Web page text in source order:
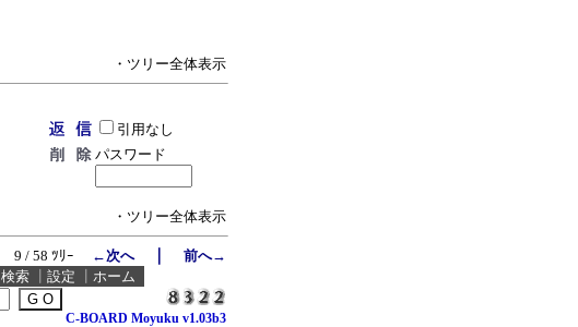
・ツリー全体表示
引用なし
パスワード
・ツリー全体表示
9 / 58 ﾂﾘｰ ←次へ｜ 前へ→
検索 設定
ホーム
C-BOARD Moyuku v1.03b3